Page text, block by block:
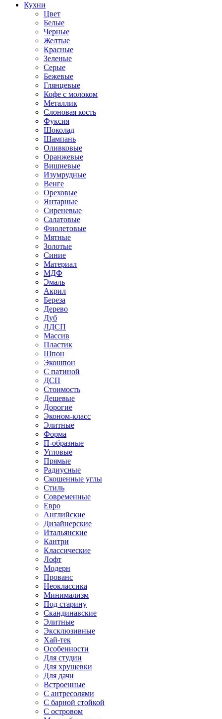
Кухни
Цвет
Белые
Черные
Желтые
Красные
Зеленые
Серые
Бежевые
Глянцевые
Кофе с молоком
Металлик
Слоновая кость
Фуксия
Шоколад
Шампань
Оливковые
Оранжевые
Вишневые
Изумрудные
Венге
Ореховые
Янтарные
Сиреневые
Салатовые
Фиолетовые
Мятные
Золотые
Синие
Материал
МДФ
Эмаль
Акрил
Береза
Дерево
Дуб
ЛДСП
Массив
Пластик
Шпон
Экошпон
С патиной
ДСП
Стоимость
Дешевые
Дорогие
Эконом-класс
Элитные
Форма
П-образные
Угловые
Прямые
Радиусные
Скошенные углы
Стиль
Современные
Евро
Английские
Дизайнерские
Итальянские
Кантри
Классические
Лофт
Модерн
Прованс
Неоклассика
Минимализм
Под старину
Скандинавские
Элитные
Эксклюзивные
Хай-тек
Особенности
Для студии
Для хрущевки
Для дачи
Встроенные
С антресолями
С барной стойкой
С островом